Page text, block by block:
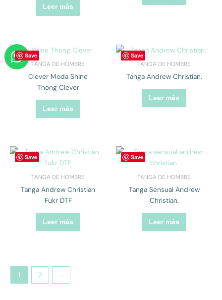
W
h
p
Leer más
Save
TANGA DE HOMBRE
Clever Moda Shine
Thong Clever
Leer más
Save
TANGA DE HOMBRE
Tanga Andrew Christian.
Leer más
Save
TANGA DE HOMBRE
Tanga Andrew Christian
Fukr DTF
Leer más
Save
TANGA DE HOMBRE
Tanga Sensual Andrew
Christian.
Leer más
1 2 →